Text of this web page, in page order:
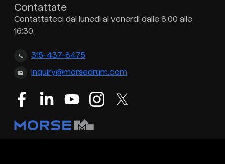
Contattate
Contattateci dal lunedì al venerdì dalle 8:00 alle
16:30.
315-437-8475
inquiry@morsedrum.com